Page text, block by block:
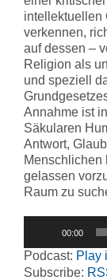
intellektuellen
verkennen,
auf dessen –
Religion als
und speziell
Annahme ist
Säkularen
Antwort,
Menschlichen
gelassen
Raum zu
00:00
Podcast: Play
Subscribe: